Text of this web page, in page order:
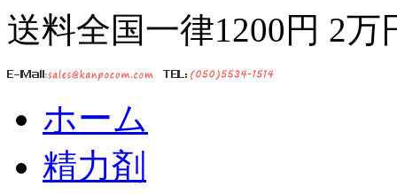
送料全国一律1200円 2
ホーム
精力剤